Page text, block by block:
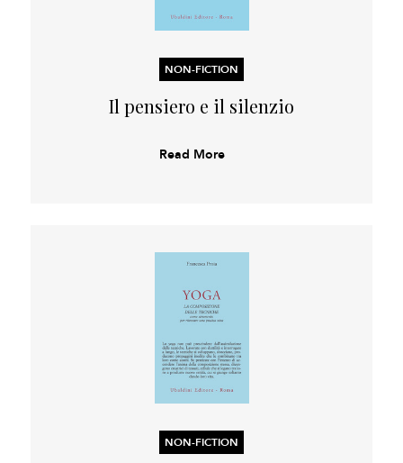
NON-FICTION
Il pensiero e il silenzio
Read More
NON-FICTION